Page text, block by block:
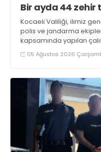
Bir ayda 44 zehir
Kocaeli Valiliği, ilimiz
polis ve jandarma
kapsamında yapılan
Çalışmalar sonucunda
kullanan, ticaretini ve
05 Ağustos 2026